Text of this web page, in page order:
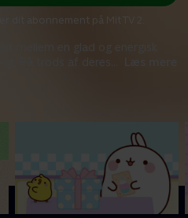
dit abonnement på Mit TV 2.